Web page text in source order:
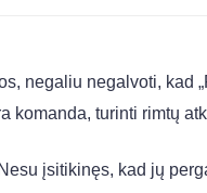
negaliu negalvoti, kad
komanda, turinti rimtų
įsitikinęs, kad jų